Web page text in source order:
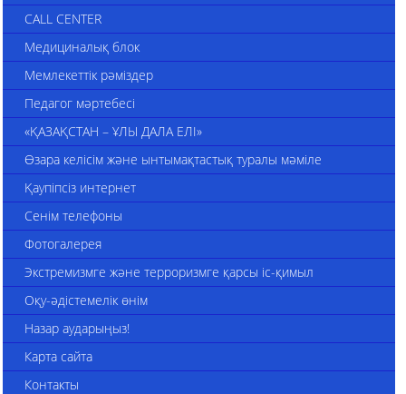
CALL CENTER
Медициналық блок
Мемлекеттік рәміздер
Педагог мәртебесі
«ҚАЗАҚСТАН – ҰЛЫ ДАЛА ЕЛІ»
Өзара келісім және ынтымақтастық туралы мәміле
Қаупіпсіз интернет
Сенім телефоны
Фотогалерея
Экстремизмге және терроризмге қарсы іс-қимыл
Оқу-әдістемелік өнім
Назар аударыңыз!
Карта сайта
Контакты